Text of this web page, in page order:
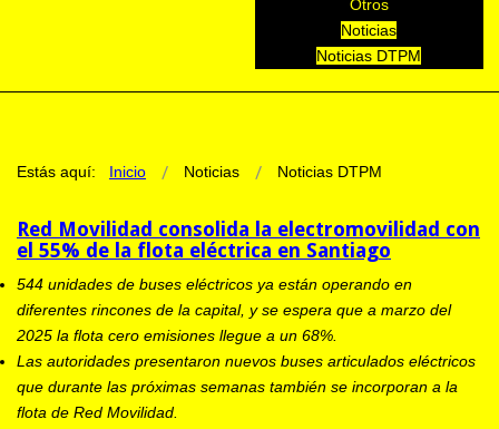
Otros
Noticias
Noticias DTPM
Estás aquí: Inicio Noticias Noticias DTPM
Red Movilidad consolida la electromovilidad con
el 55% de la flota eléctrica en Santiago
544 unidades de buses eléctricos ya están operando en
diferentes rincones de la capital, y se espera que a marzo del
2025 la flota cero emisiones llegue a un 68%.
Las autoridades presentaron nuevos buses articulados eléctricos
que durante las próximas semanas también se incorporan a la
flota de Red Movilidad.